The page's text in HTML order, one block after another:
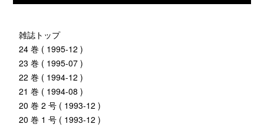
雑誌トップ
24 巻 ( 1995-12 )
23 巻 ( 1995-07 )
22 巻 ( 1994-12 )
21 巻 ( 1994-08 )
20 巻 2 号 ( 1993-12 )
20 巻 1 号 ( 1993-12 )